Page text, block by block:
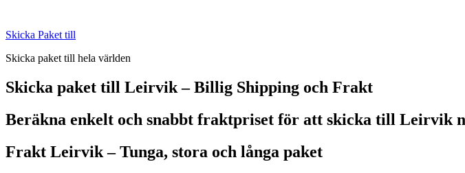
content
Skicka Paket till
Skicka paket till hela världen
Skicka paket till Leirvik – Billig Shipping och Frakt
Beräkna enkelt och snabbt fraktpriset för att skicka till Leirvik
Frakt Leirvik –Tunga, stora och långa paket